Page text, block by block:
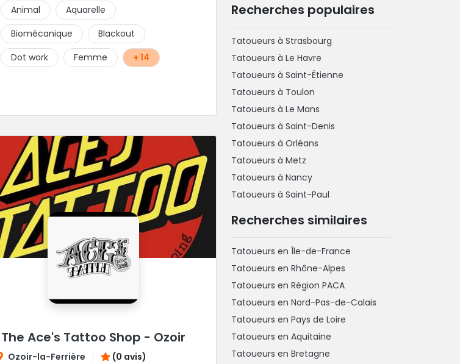
très fin lui permet de réaliser tous types de
tatouages allant des calligraphies, motifs
floraux au réalisme.
Animal
Aquarelle
Biomécanique
Blackout
Dot work
Femme + 14
The Ace's Tattoo Shop - Ozoir
Ozoir-la-Ferrière (0 avis)
Recherches populaires
Tatoueurs à Strasbourg
Tatoueurs à Le Havre
Tatoueurs à Saint-Étienne
Tatoueurs à Toulon
Tatoueurs à Le Mans
Tatoueurs à Saint-Denis
Tatoueurs à Orléans
Tatoueurs à Metz
Tatoueurs à Nancy
Tatoueurs à Saint-Paul
Recherches similaires
Tatoueurs en Île-de-France
Tatoueurs en Rhône-Alpes
Tatoueurs en Région PACA
Tatoueurs en Nord-Pas-de-Calais
Tatoueurs en Pays de Loire
Tatoueurs en Aquitaine
Tatoueurs en Bretagne